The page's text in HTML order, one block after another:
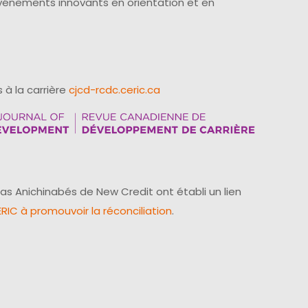
à la carrière cjcd-rcdc.ceric.ca
Anichinabés de New Credit ont établi un lien
à promouvoir la réconciliation.